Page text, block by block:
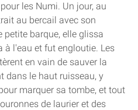
les Numi. Un jour, au
au bercail avec son
petite barque, elle glissa
à l'eau et fut engloutie. Les
en vain de sauver la
dans le haut ruisseau, y
marquer sa tombe, et tout
de laurier et des